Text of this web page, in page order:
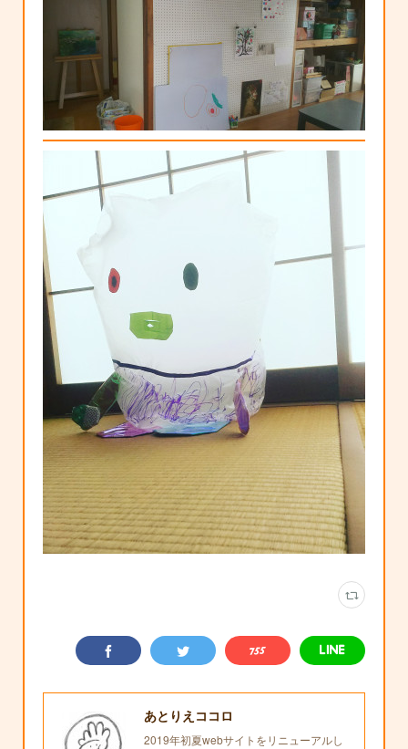
あとりえココロ
2019年初夏webサイトをリニューアルし